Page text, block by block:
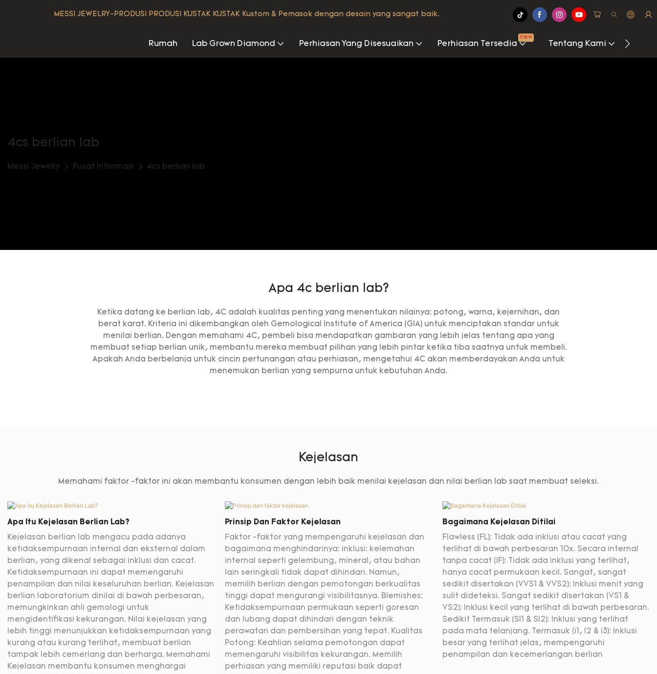
MESSI JEWELRY-PRODUSI PRODUSI KUSTAK KUSTAK Kustom & Pemasok dengan desain yang sangat baik.
Rumah Lab Grown Diamond Perhiasan Yang Disesuaikan Perhiasan Tersedia
new
Tentang Kami
4cs berlian lab
Messi Jewelry Pusat Informasi 4cs berlian lab
Apa 4c berlian lab?
Ketika datang ke berlian lab, 4C adalah kualitas penting yang menentukan nilainya: potong, warna, kejernihan, dan
berat karat. Kriteria ini dikembangkan oleh Gemological Institute of America (GIA) untuk menciptakan standar untuk
menilai berlian. Dengan memahami 4C, pembeli bisa mendapatkan gambaran yang lebih jelas tentang apa yang
membuat setiap berlian unik, membantu mereka membuat pilihan yang lebih pintar ketika tiba saatnya untuk membeli.
Apakah Anda berbelanja untuk cincin pertunangan atau perhiasan, mengetahui 4C akan memberdayakan Anda untuk
menemukan berlian yang sempurna untuk kebutuhan Anda.
Kejelasan
Memahami faktor -faktor ini akan membantu konsumen dengan lebih baik menilai kejelasan dan nilai berlian lab saat membuat seleksi.
Apa Itu Kejelasan Berlian Lab?
Kejelasan berlian lab mengacu pada adanya
ketidaksempurnaan internal dan eksternal dalam
berlian, yang dikenal sebagai inklusi dan cacat.
Ketidaksempurnaan ini dapat memengaruhi
penampilan dan nilai keseluruhan berlian. Kejelasan
berlian laboratorium dinilai di bawah perbesaran,
memungkinkan ahli gemologi untuk
mengidentifikasi kekurangan. Nilai kejelasan yang
lebih tinggi menunjukkan ketidaksempurnaan yang
kurang atau kurang terlihat, membuat berlian
tampak lebih cemerlang dan berharga. Memahami
Kejelasan membantu konsumen menghargai
Prinsip Dan Faktor Kejelasan
Faktor -faktor yang mempengaruhi kejelasan dan
bagaimana menghindarinya: inklusi: kelemahan
internal seperti gelembung, mineral, atau bahan
lain seringkali tidak dapat dihindari. Namun,
memilih berlian dengan pemotongan berkualitas
tinggi dapat mengurangi visibilitasnya. Blemishes:
Ketidaksempurnaan permukaan seperti goresan
dan lubang dapat dihindari dengan teknik
perawatan dan pembersihan yang tepat. Kualitas
Potong: Keahlian selama pemotongan dapat
memengaruhi visibilitas kekurangan. Memilih
perhiasan yang memiliki reputasi baik dapat
Bagaimana Kejelasan Ditilai
Flawless (FL): Tidak ada inklusi atau cacat yang
terlihat di bawah perbesaran 10x. Secara internal
tanpa cacat (IF): Tidak ada inklusi yang terlihat,
hanya cacat permukaan kecil. Sangat, sangat
sedikit disertakan (VVS1 & VVS2): Inklusi menit yang
sulit dideteksi. Sangat sedikit disertakan (VS1 &
VS2): Inklusi kecil yang terlihat di bawah perbesaran.
Sedikit Termasuk (SI1 & SI2): Inklusi yang terlihat
pada mata telanjang. Termasuk (i1, I2 & i3): Inklusi
besar yang terlihat jelas, mempengaruhi
penampilan dan kecemerlangan berlian